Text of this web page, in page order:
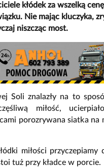
kłódek za wszelką
Nie mając kluczyka,
niszcząc most.
Soli znalazły na to
miłość,
porozrywana siatka na
miłości przyczepiamy
tuż przy kładce w porcie.